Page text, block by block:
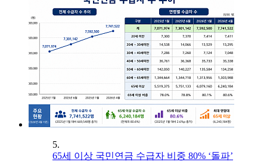
5.
65세 이상 국민연금 수급자 비중 80% ‘돌파’